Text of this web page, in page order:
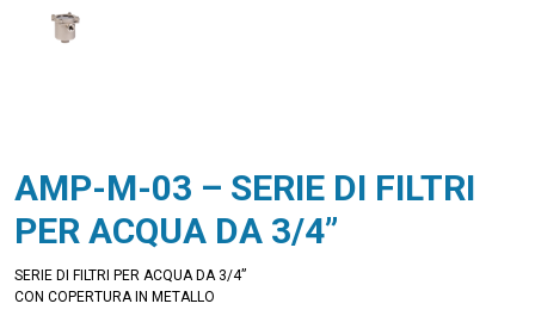
AMP-M-03 – SERIE DI FILTRI
PER ACQUA DA 3/4”
SERIE DI FILTRI PER ACQUA DA 3/4”
CON COPERTURA IN METALLO